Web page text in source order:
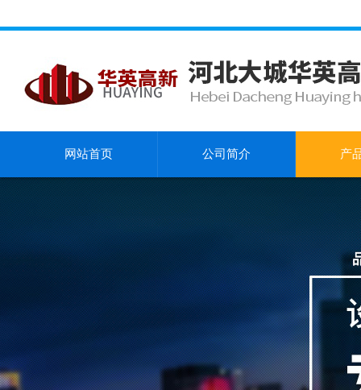
网站首页 公司简介 产